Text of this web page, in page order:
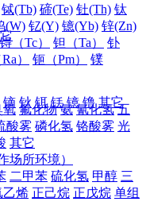
铽(Tb) 碲(Te) 钍(Th) 钛
(W) 钇(Y) 镱(Yb) 锌(Zn)
锝（Tc） 钽（Ta）
钋
） 钷（Pm）
镤
氧 氟化物 氨 氰化氢 五
酸雾 磷化氢 铬酸雾 光
其它
场所环境）
二甲苯 硫化氢 甲醇 三
乙烯 正己烷 正戊烷 单组
镝 钬 铒 铥 镱 镥 其它